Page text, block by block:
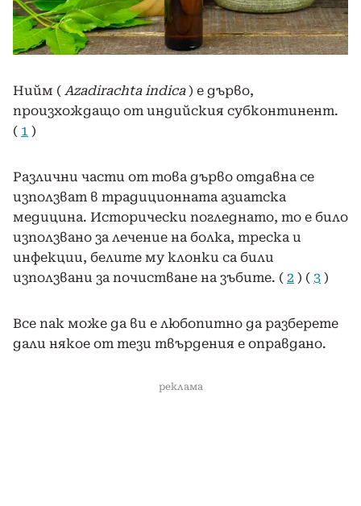
Нийм ( Azadirachta indica) е дърво,
произхождащо от индийския субконтинент.
( 1 )
Различни части от това дърво отдавна се
използват в традиционната азиатска
медицина. Исторически погледнато, то е било
използвано за лечение на болка, треска и
инфекции, белите му клонки са били
използвани за почистване на зъбите. ( 2 ) ( 3 )
Все пак може да ви е любопитно да разберете
дали някое от тези твърдения е оправдано.
реклама